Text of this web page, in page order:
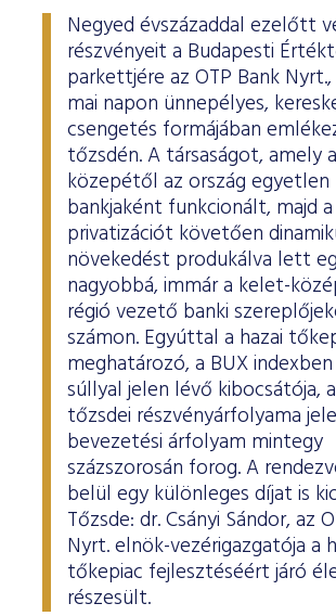
Negyed évszázaddal ezelőtt
részvényeit a Budapesti
parkettjére az OTP Bank
mai napon ünnepélyes,
csengetés formájában
tőzsdén. A társaságot, amely
közepétől az ország egyetlen
bankjaként funkcionált, majd a
privatizációt követően
növekedést produkálva lett
nagyobbá, immár a kelet-
régió vezető banki
számon. Egyúttal a hazai
meghatározó, a BUX
súllyal jelen lévő kibocsátója,
tőzsdei részvényárfolyama
bevezetési árfolyam mintegy
százszorosán forog. A
belül egy különleges díjat is
Tőzsde: dr. Csányi Sándor, az
Nyrt. elnök-vezérigazgatója a
tőkepiac fejlesztéséért járó
részesült.